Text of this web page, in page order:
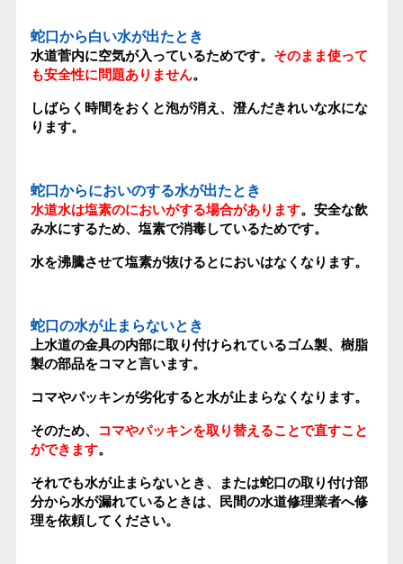
蛇口から白い水が出たとき
水道菅内に空気が入っているためです。 そのまま使って
も安全性に問題ありません。
しばらく時間をおくと泡が消え、澄んだきれいな水にな
ります。
蛇口からにおいのする水が出たとき
水道水は塩素のにおいがする場合があります。安全な飲
み水にするため、塩素で消毒しているためです。
水を沸騰させて塩素が抜けるとにおいはなくなります。
蛇口の水が止まらないとき
上水道の金具の内部に取り付けられているゴム製、樹脂
製の部品をコマと言います。
コマやパッキンが劣化すると水が止まらなくなります。
そのため、
コマやパッキンを取り替えることで直すこと
ができます。
それでも水が止まらないとき、または蛇口の取り付け部
分から水が漏れているときは、民間の水道修理業者へ修
理を依頼してください。